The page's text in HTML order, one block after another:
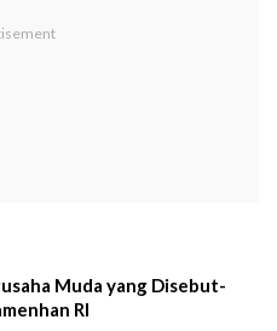
Muda yang Disebut-
RI